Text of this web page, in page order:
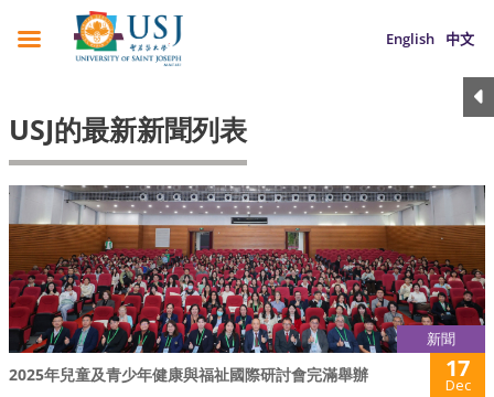
English 中文
USJ的最新新聞列表
新聞
2025年兒童及青少年健康與福祉國際研討會完滿舉辦 17
Dec